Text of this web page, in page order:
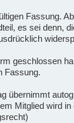
Fassung.
es sei denn,
geschlossen
Fassung.
übernimmt
Mitglied wird